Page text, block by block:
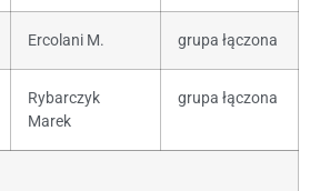
Ercolani M. grupa łączona
Rybarczyk
Marek
grupa łączona